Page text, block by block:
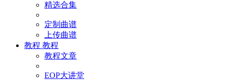
精选合集
定制曲谱
上传曲谱
教程 教程
教程文章
EOP大讲堂